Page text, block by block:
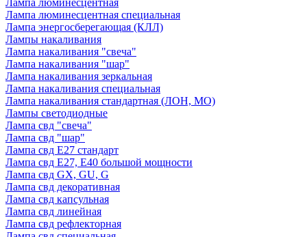
Лампа люминесцентная
Лампа люминесцентная специальная
Лампа энергосберегающая (КЛЛ)
Лампы накаливания
Лампа накаливания "свеча"
Лампа накаливания "шар"
Лампа накаливания зеркальная
Лампа накаливания специальная
Лампа накаливания стандартная (ЛОН, МО)
Лампы светодиодные
Лампа свд "свеча"
Лампа свд "шар"
Лампа свд E27 стандарт
Лампа свд E27, Е40 большой мощности
Лампа свд GX, GU, G
Лампа свд декоративная
Лампа свд капсульная
Лампа свд линейная
Лампа свд рефлекторная